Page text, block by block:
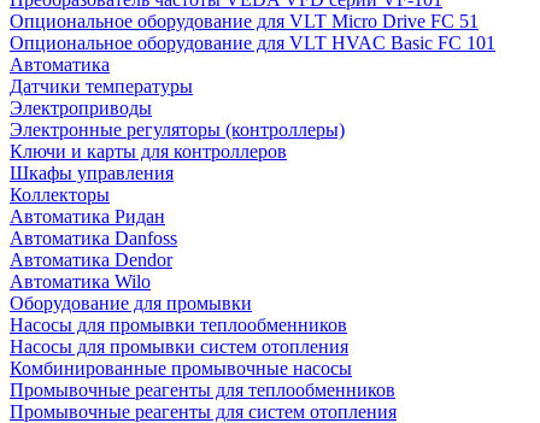
Опциональное оборудование для VLT Micro Drive FC 51
Опциональное оборудование для VLT HVAC Basic FC 101
Автоматика
Датчики температуры
Электроприводы
Электронные регуляторы (контроллеры)
Ключи и карты для контроллеров
Шкафы управления
Коллекторы
Автоматика Ридан
Автоматика Danfoss
Автоматика Dendor
Автоматика Wilo
Оборудование для промывки
Насосы для промывки теплообменников
Насосы для промывки систем отопления
Комбинированные промывочные насосы
Промывочные реагенты для теплообменников
Промывочные реагенты для систем отопления